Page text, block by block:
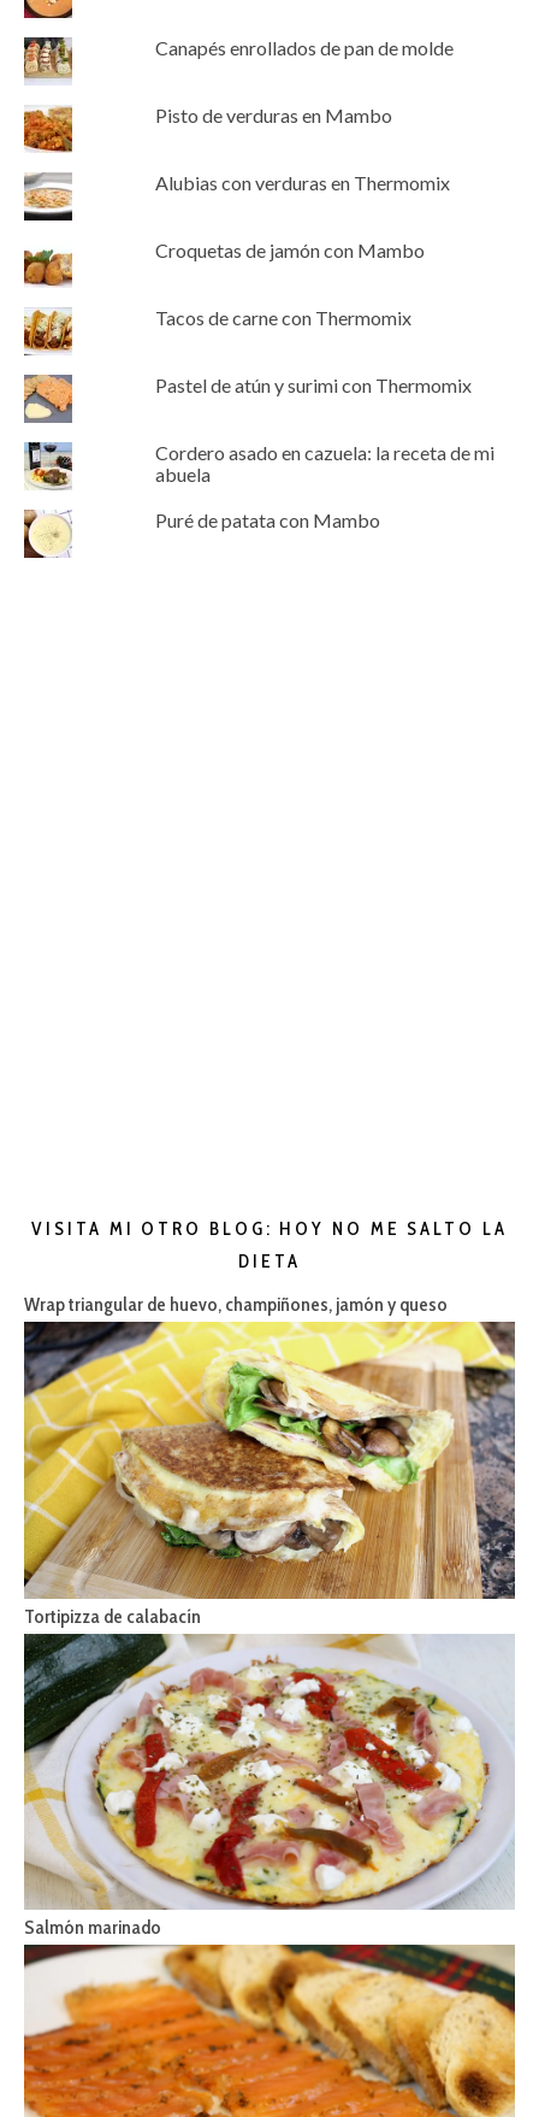
Canapés enrollados de pan de molde
Pisto de verduras en Mambo
Alubias con verduras en Thermomix
Croquetas de jamón con Mambo
Tacos de carne con Thermomix
Pastel de atún y surimi con Thermomix
Cordero asado en cazuela: la receta de mi
abuela
Puré de patata con Mambo
VISITA MI OTRO BLOG: HOY NO ME SALTO LA
DIETA
Wrap triangular de huevo, champiñones, jamón y queso
Tortipizza de calabacín
Salmón marinado